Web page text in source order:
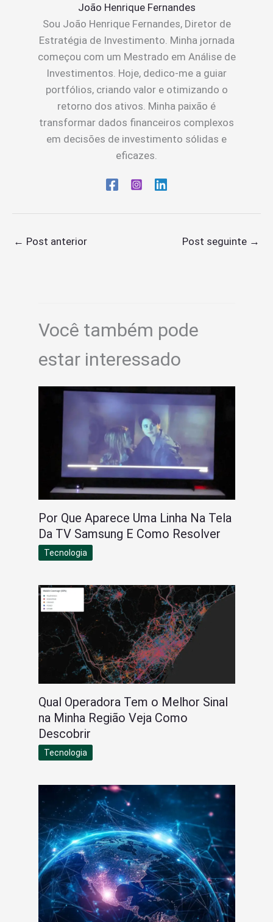
João Henrique Fernandes
Sou João Henrique Fernandes, Diretor de
Estratégia de Investimento. Minha jornada
começou com um Mestrado em Análise de
Investimentos. Hoje, dedico-me a guiar
portfólios, criando valor e otimizando o
retorno dos ativos. Minha paixão é
transformar dados financeiros complexos
em decisões de investimento sólidas e
eficazes.
← Post anterior Post seguinte →
Você também pode
estar interessado
Por Que Aparece Uma Linha Na Tela
Da TV Samsung E Como Resolver
Tecnologia
Qual Operadora Tem o Melhor Sinal
na Minha Região Veja Como
Descobrir
Tecnologia